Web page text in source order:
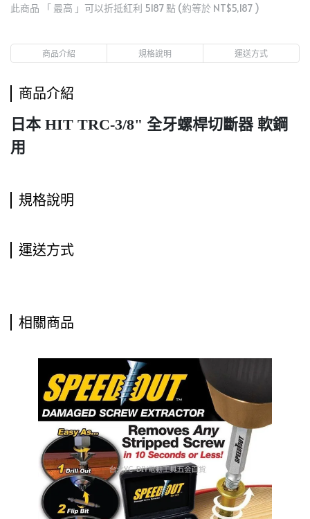
此商品 「 最高 」可以折抵紅利 5187 點 (約等於 NT$5,187 )
商品介紹 規格說明 運送方式
商品介紹
日本 HIT TRC-3/8" 全牙螺桿切斷器 軟鋼
用
規格說明
運送方式
相關商品